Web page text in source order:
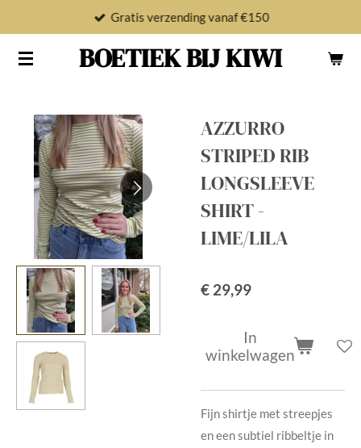
naar
BOETIEK BIJ KIWI
Gratis verzending vanaf €150
AZZURRO
STRIPED RIB
LONGSLEEVE
SHIRT -
LIME/LILA
€ 29,99
In
winkelwagen
Fijn shirtje met streepjes
en een subtiel ribbeltje in